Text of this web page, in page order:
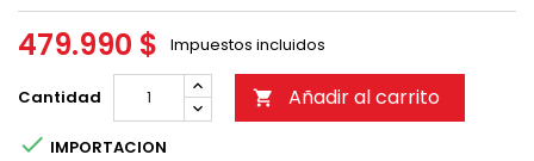
479.990 $ Impuestos incluidos
Cantidad  Añadir al carrito
 IMPORTACION